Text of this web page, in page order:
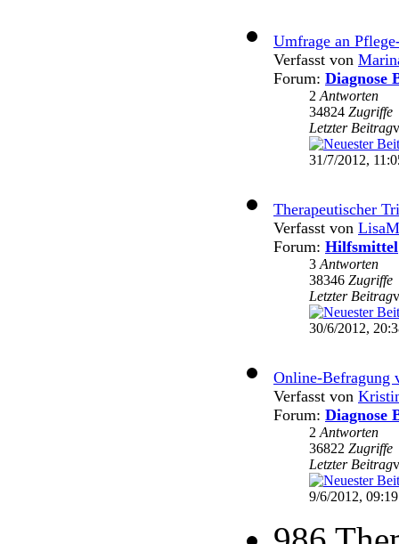
Umfrage an
Verfasst von
Forum: Diagnose
2 Antworten
34824 Zugriffe
Letzter Beitrag
31/7/2012,
Therapeutischer
Verfasst von
Forum: Hilfsmittel
3 Antworten
38346 Zugriffe
Letzter Beitrag
30/6/2012,
Online-Befragung
Verfasst von
Forum: Diagnose
2 Antworten
36822 Zugriffe
Letzter Beitrag
9/6/2012, 09:19